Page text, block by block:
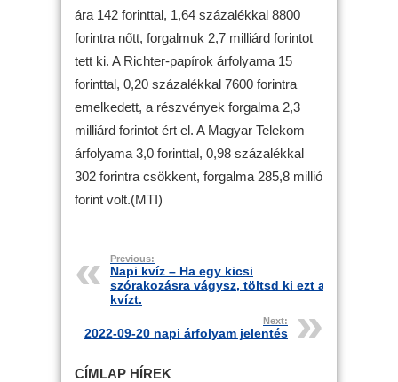
ára 142 forinttal, 1,64 százalékkal 8800
forintra nőtt, forgalmuk 2,7 milliárd forintot
tett ki. A Richter-papírok árfolyama 15
forinttal, 0,20 százalékkal 7600 forintra
emelkedett, a részvények forgalma 2,3
milliárd forintot ért el. A Magyar Telekom
árfolyama 3,0 forinttal, 0,98 százalékkal
302 forintra csökkent, forgalma 285,8 millió
forint volt.(MTI)
Previous:
Napi kvíz – Ha egy kicsi
szórakozásra vágysz, töltsd ki ezt a
kvízt.
Next:
2022-09-20 napi árfolyam jelentés
CÍMLAP HÍREK